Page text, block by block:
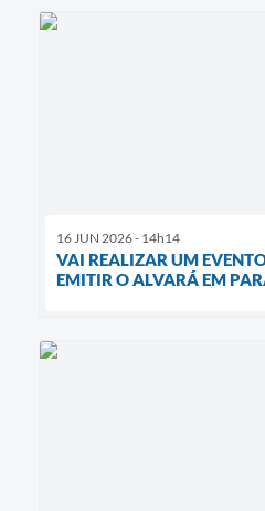
16 JUN 2026 - 14h14
VAI REALIZAR UM
EMITIR O ALVARÁ EM